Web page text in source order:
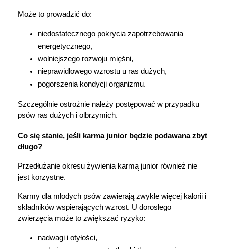
Może to prowadzić do:
niedostatecznego pokrycia zapotrzebowania
energetycznego,
wolniejszego rozwoju mięśni,
nieprawidłowego wzrostu u ras dużych,
pogorszenia kondycji organizmu.
Szczególnie ostrożnie należy postępować w przypadku
psów ras dużych i olbrzymich.
Co się stanie, jeśli karma junior będzie podawana zbyt
długo?
Przedłużanie okresu żywienia karmą junior również nie
jest korzystne.
Karmy dla młodych psów zawierają zwykle więcej kalorii i
składników wspierających wzrost. U dorosłego
zwierzęcia może to zwiększać ryzyko:
nadwagi i otyłości,